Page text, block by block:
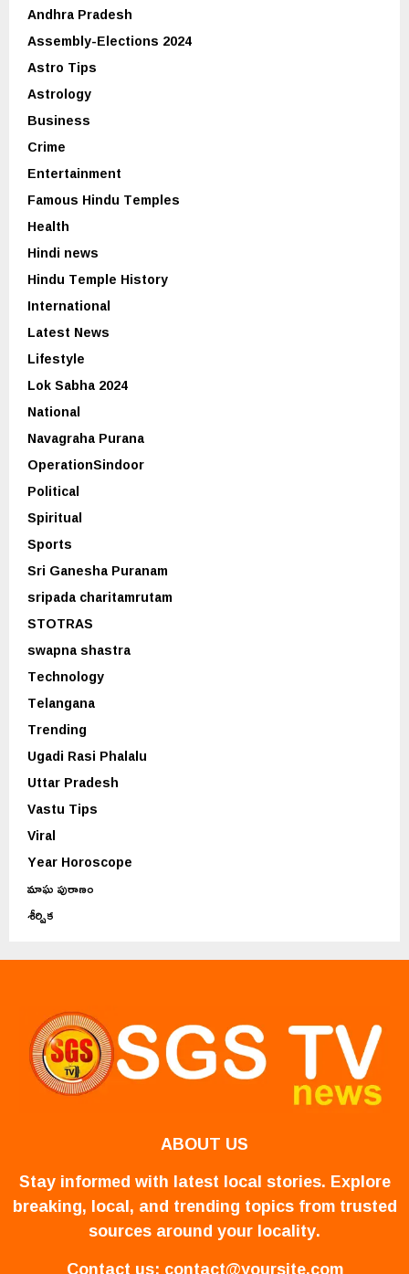
Andhra Pradesh
Assembly-Elections 2024
Astro Tips
Astrology
Business
Crime
Entertainment
Famous Hindu Temples
Health
Hindi news
Hindu Temple History
International
Latest News
Lifestyle
Lok Sabha 2024
National
Navagraha Purana
OperationSindoor
Political
Spiritual
Sports
Sri Ganesha Puranam
sripada charitamrutam
STOTRAS
swapna shastra
Technology
Telangana
Trending
Ugadi Rasi Phalalu
Uttar Pradesh
Vastu Tips
Viral
Year Horoscope
మాఘ పురాణం
శీర్షిక
ABOUT US
Stay informed with latest local stories. Explore
breaking, local, and trending topics from trusted
sources around your locality.